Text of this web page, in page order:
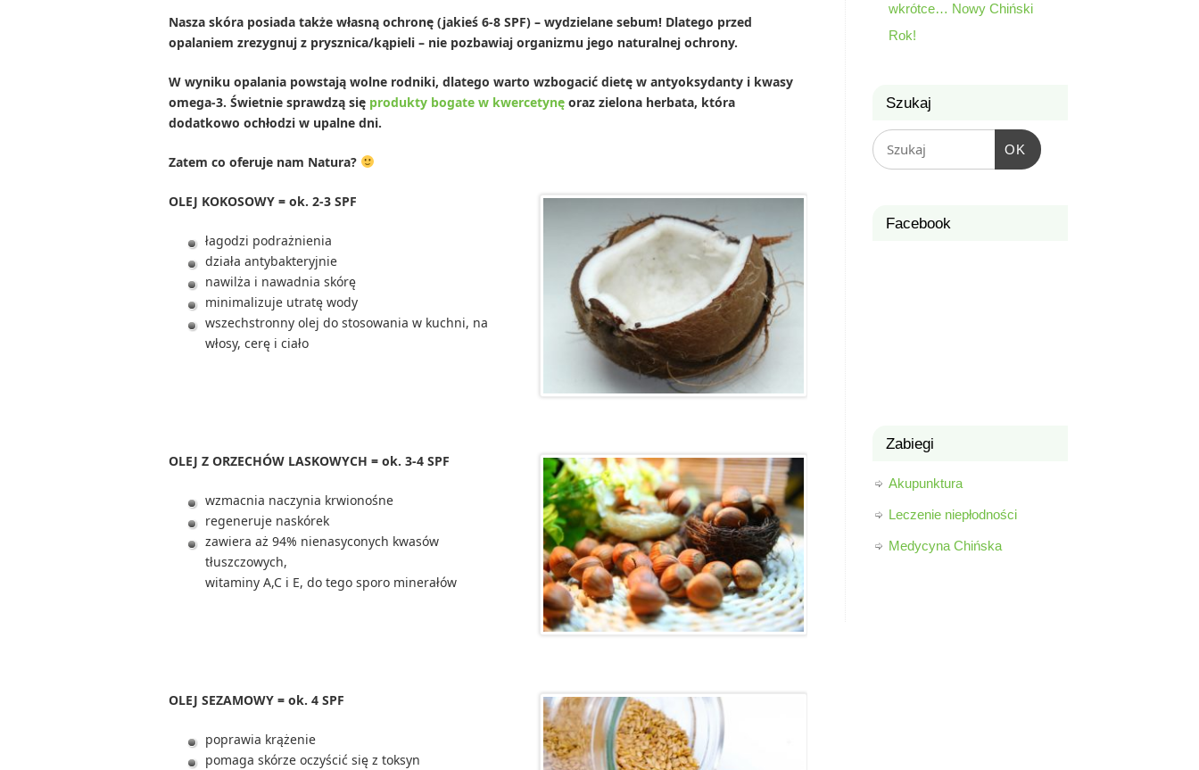
Nasza skóra posiada także własną ochronę (jakieś 6-8 SPF) – wydzielane sebum! Dlatego przed
opalaniem zrezygnuj z prysznica/kąpieli – nie pozbawiaj organizmu jego naturalnej ochrony.
W wyniku opalania powstają wolne rodniki, dlatego warto wzbogacić dietę w antyoksydanty i kwasy
omega-3. Świetnie sprawdzą się produkty bogate w kwercetynę oraz zielona herbata, która
dodatkowo ochłodzi w upalne dni.
Zatem co oferuje nam Natura?
OLEJ KOKOSOWY = ok. 2-3 SPF
łagodzi podrażnienia
działa antybakteryjnie
nawilża i nawadnia skórę
minimalizuje utratę wody
wszechstronny olej do stosowania w kuchni, na
włosy, cerę i ciało
OLEJ Z ORZECHÓW LASKOWYCH = ok. 3-4 SPF
wzmacnia naczynia krwionośne
regeneruje naskórek
zawiera aż 94% nienasyconych kwasów
tłuszczowych,
witaminy A,C i E, do tego sporo minerałów
OLEJ SEZAMOWY = ok. 4 SPF
poprawia krążenie
pomaga skórze oczyścić się z toksyn
wkrótce… Nowy Chiński
Rok!
Szukaj
OK
Facebook
Zabiegi
Akupunktura
Leczenie niepłodności
Medycyna Chińska